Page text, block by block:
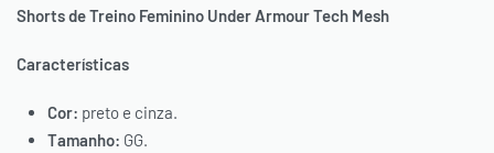
Shorts de Treino Feminino Under Armour Tech Mesh
Características
Cor: preto e cinza.
Tamanho: GG.